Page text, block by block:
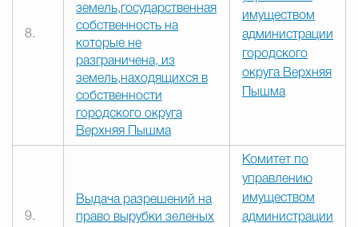
8.
земель,государственная
собственность на
которые не
разграничена, из
земель,находящихся в
собственности
городского округа
Верхняя Пышма
имуществом
администрации
городского
округа Верхняя
Пышма
9.
Выдача разрешений на
право вырубки зеленых
Комитет по
управлению
имуществом
администрации